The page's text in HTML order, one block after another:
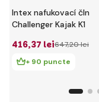
Intex nafukovací čln
Challenger Kajak K1
416,37 lei647,20 lei
+ 90 puncte